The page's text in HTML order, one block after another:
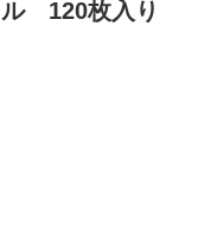
120枚入り